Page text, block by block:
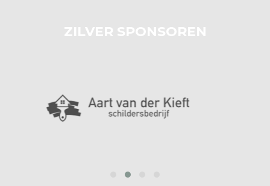
ZILVER SPONSOREN
prev